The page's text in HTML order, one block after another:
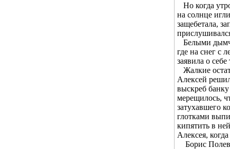
Но когда
на солнце
защебетала,
Белыми
где на снег с
заявила о
Жалкие
Алексей
выскреб
мерещилось,
затухавшего
глотками
кипятить в
Алексея,
Борис